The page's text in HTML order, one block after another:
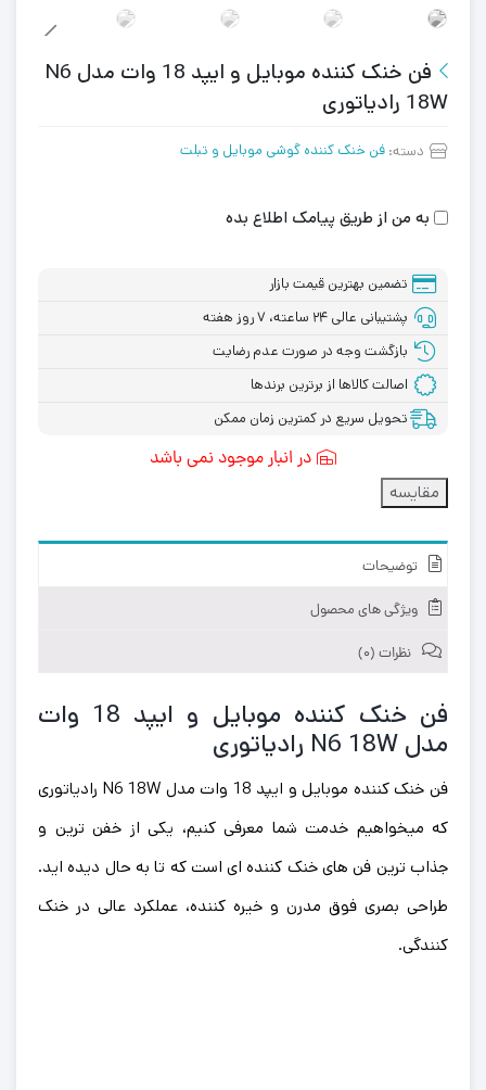
فن خنک کننده موبایل و ایپد 18 وات مدل N6
18W رادیاتوری
دسته: فن خنک کننده گوشی موبایل و تبلت
به من از طریق پیامک اطلاع بده
تضمین بهترین قیمت بازار
پشتیبانی عالی ۲۴ ساعته، ۷ روز هفته
بازگشت وجه در صورت عدم رضایت
اصالت کالاها از برترین برندها
تحویل سریع در کمترین زمان ممکن
در انبار موجود نمی باشد
مقایسه
توضیحات
ویژگی های محصول
نظرات (0)
فن خنک کننده موبایل و ایپد 18 وات
مدل N6 18W رادیاتوری
فن خنک کننده موبایل و ایپد 18 وات مدل N6 18W رادیاتوری
که میخواهیم خدمت شما معرفی کنیم، یکی از خفن ترین و
جذاب ترین فن های خنک کننده ای است که تا به حال دیده اید.
طراحی بصری فوق مدرن و خیره کننده، عملکرد عالی در خنک
کنندگی.